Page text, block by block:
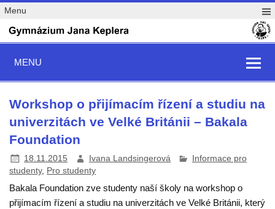
Menu
MENU
Workshop o přijímacím řízení a studiu na
univerzitách ve Velké Británii – Bakala
Foundation
18.11.2015 Ivana Landsingerová
Informace pro
studenty, Pro studenty
Bakala Foundation zve studenty naší školy na workshop o
přijímacím řízení a studiu na univerzitách ve Velké Británii, který